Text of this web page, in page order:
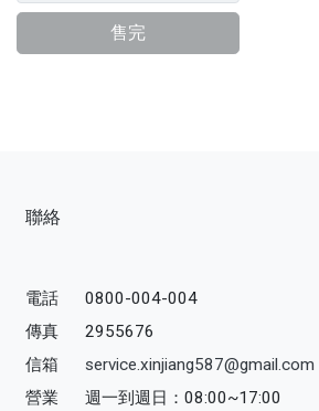
售完
聯絡
電話
0800-004-004
傳真
2955676
信箱
service.xinjiang587@gmail.com
營業
週一到週日：08:00~17:00